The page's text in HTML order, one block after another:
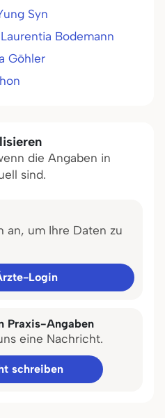
Syn
Bodemann
Göhler
die Angaben in
sind.
an, um Ihre Daten zu
Login
Praxis-Angaben
eine Nachricht.
schreiben